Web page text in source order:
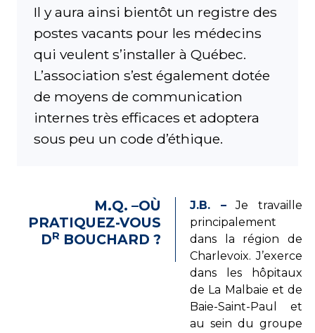
Il y aura ainsi bientôt un registre des
postes vacants pour les médecins
qui veulent s’installer à Québec.
L’association s’est également dotée
de moyens de communication
internes très efficaces et adoptera
sous peu un code d’éthique.
M.Q. –OÙ
PRATIQUEZ-VOUS
DR BOUCHARD ?
J.B. –Je travaille
principalement
dans la région de
Charlevoix. J’exerce
dans les hôpitaux
de La Malbaie et de
Baie-Saint-Paul et
au sein du groupe